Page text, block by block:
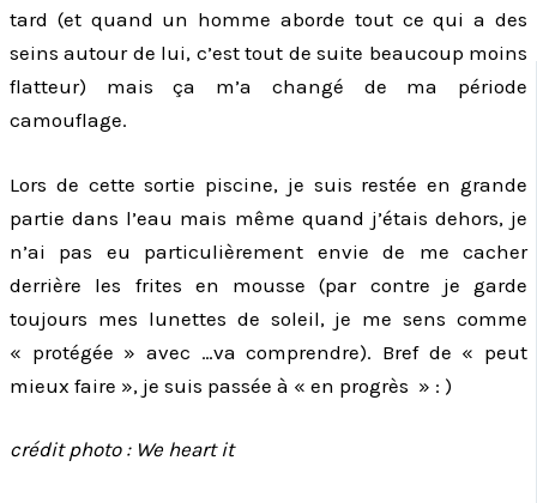
tard (et quand un homme aborde tout ce qui a des
seins autour de lui, c’est tout de suite beaucoup moins
flatteur) mais ça m’a changé de ma période
camouflage.
Lors de cette sortie piscine, je suis restée en grande
partie dans l’eau mais même quand j’étais dehors, je
n’ai pas eu particulièrement envie de me cacher
derrière les frites en mousse (par contre je garde
toujours mes lunettes de soleil, je me sens comme
« protégée » avec …va comprendre). Bref de « peut
mieux faire », je suis passée à « en progrès » : )
crédit photo : We heart it